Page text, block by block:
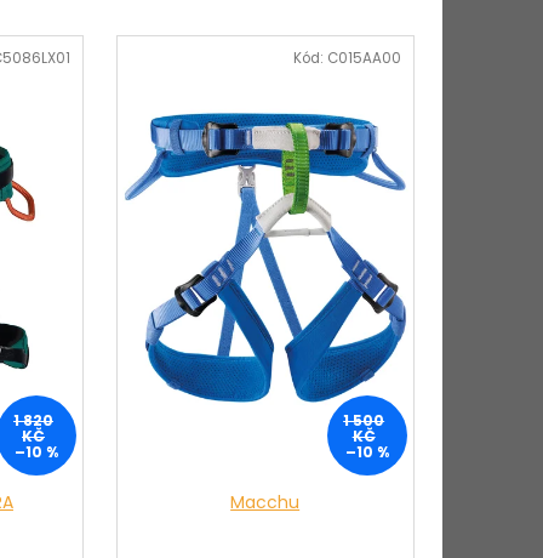
1 820
KČ
–10 %
1 500
KČ
–10 %
Macchu
Kód: C015AA00